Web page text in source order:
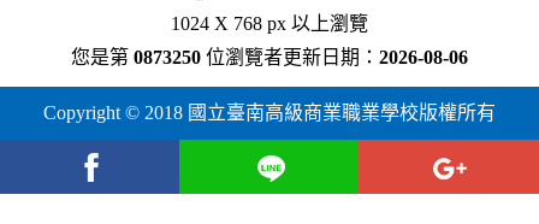
1024 X 768 px 以上瀏覽
您是第 0873250 位瀏覽者更新日期： 2026-08-06
Copyright © 2018 國立臺南高級商業職業學校版權所有